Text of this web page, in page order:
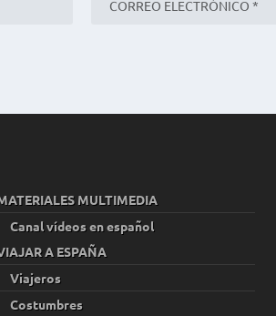
MULTIMEDIA
Canal vídeos en español
A ESPAÑA
Viajeros
Costumbres